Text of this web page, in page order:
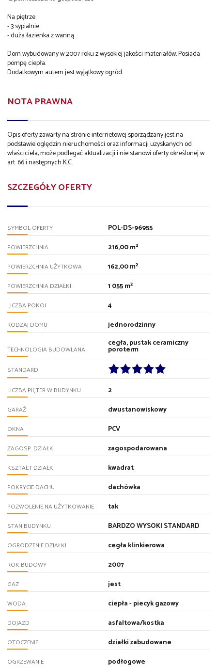
Na piętrze:
- 3 sypialnie
- duża łazienka z wanną
Dom wybudowany w 2007 roku z wysokiej jakości materiałów. Posiada
pompę ciepła.
Dodatkowym autem jest wyjątkowy ogród.
NOTA PRAWNA
Opis oferty zawarty na stronie internetowej sporządzany jest na
podstawie oględzin nieruchomości oraz informacji uzyskanych od
właściciela, może podlegać aktualizacji i nie stanowi oferty określonej w
art. 66 i następnych K.C.
SZCZEGÓŁY OFERTY
SYMBOL OFERTY POL-DS-96955
POWIERZCHNIA 216,00 m²
POWIERZCHNIA UŻYTKOWA 162,00 m²
POWIERZCHNIA DZIAŁKI 1 055 m²
LICZBA POKOI 4
RODZAJ DOMU jednorodzinny
TECHNOLOGIA BUDOWLANA
cegła, pustak ceramiczny
poroterm
STANDARD
LICZBA PIĘTER W BUDYNKU 2
GARAŻ dwustanowiskowy
OKNA PCV
ZAGOSP. DZIAŁKI zagospodarowana
KSZTAŁT DZIAŁKI kwadrat
POKRYCIE DACHU dachówka
POZWOLENIE NA UŻYTKOWANIE tak
STAN BUDYNKU BARDZO WYSOKI STANDARD
OGRODZENIE DZIAŁKI cegła klinkierowa
ROK BUDOWY 2007
GAZ jest
WODA ciepła - piecyk gazowy
DOJAZD asfaltowa/kostka
OTOCZENIE działki zabudowane
OGRZEWANIE podłogowe